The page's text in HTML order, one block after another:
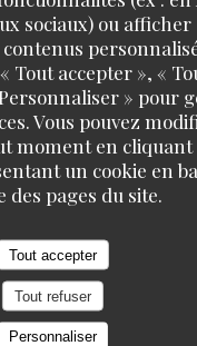
sociaux) ou afficher
Tout accepter », «
» pour
Vous pouvez
moment en
un cookie en
des pages du site.
Tout accepter
Tout refuser
Personnaliser
, abrité du soleil